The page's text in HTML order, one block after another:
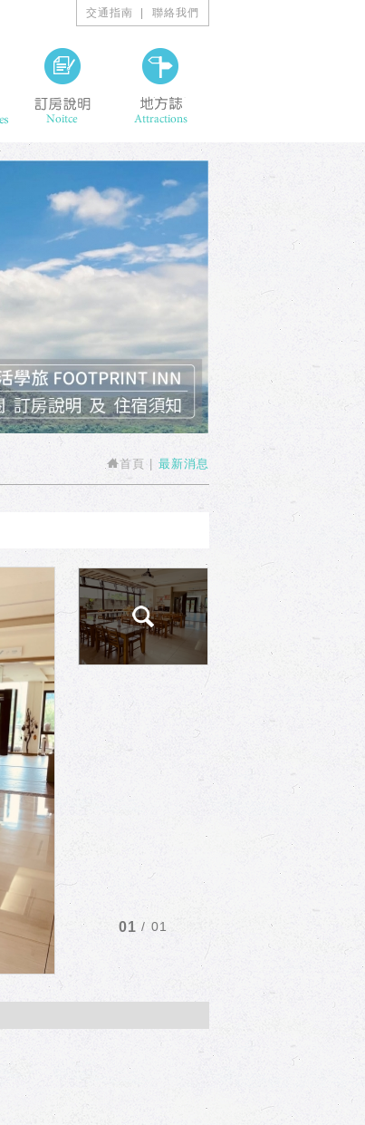
交通指南 聯絡我們
設施&服務 Facilities & Services
訂房說明 Noitce
首頁 最新消息
01 / 01